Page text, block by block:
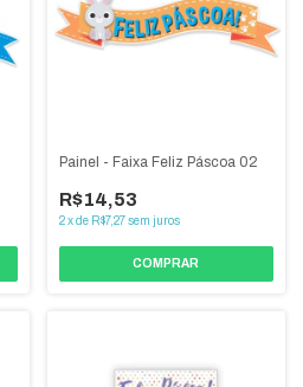
Painel - Faixa Feliz Páscoa 02
R$14,53
2 xde R$7,27 sem juros